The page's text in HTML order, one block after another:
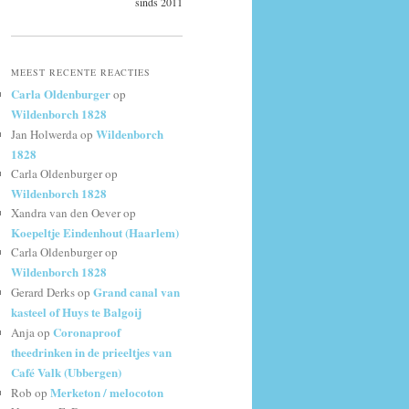
MEEST RECENTE REACTIES
Carla Oldenburgerop
Wildenborch 1828
Jan Holwerdaop Wildenborch
1828
Carla Oldenburgerop
Wildenborch 1828
Xandra van den Oeverop
Koepeltje Eindenhout (Haarlem)
Carla Oldenburgerop
Wildenborch 1828
Gerard Derksop Grand canal van
kasteel of Huys te Balgoij
Anjaop Coronaproof
theedrinken in de prieeltjes van
Café Valk (Ubbergen)
Rob op Merketon / melocoton